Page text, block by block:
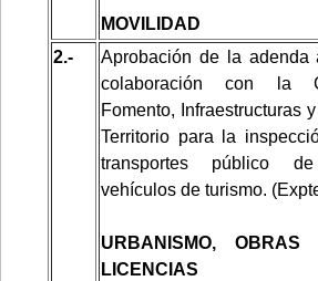
MOVILIDAD
2.-
Aprobación de la adenda
colaboración con la
Fomento, Infraestructuras
Territorio para la
transportes público
vehículos de turismo.
URBANISMO,
LICENCIAS